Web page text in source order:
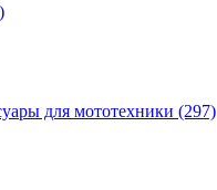
для мототехники (297)